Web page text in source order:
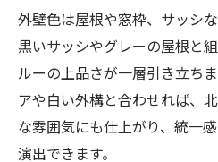
外壁色は屋根や窓枠、サッシ
黒いサッシやグレーの屋根と
ルーの上品さが一層引き立ち
アや白い外構と合わせれば、
な雰囲気にも仕上がり、統一
演出できます。